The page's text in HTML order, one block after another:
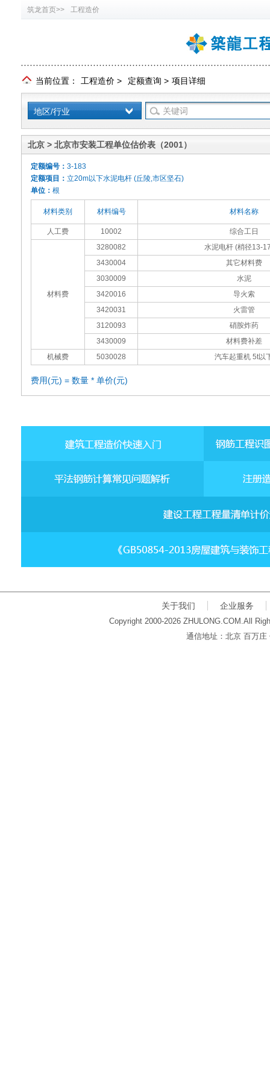
筑龙首页>> 工程造价
当前位置： 工程造价 > 定额查询 > 项目详细
地区/行业
北京 > 北京市安装工程单位估价表（2001）
定额编号： 3-183
定额项目： 立20m以下水泥电杆 (丘陵,市区坚石)
单位： 根
材料类别 材料编号 材料名称
人工费 10002 综合工日
材料费
3280082
水泥电杆 (梢径13-
3430004
其它材料费
3030009
水泥
3420016
导火索
3420031
火雷管
3120093
硝胺炸药
3430009
材料费补差
机械费
5030028 汽车起重机 5t以
费用(元) = 数量 * 单价(元)
关于我们 企业服务
Copyright 2000-2026 ZHULONG.COM.All
通信地址：北京 百万